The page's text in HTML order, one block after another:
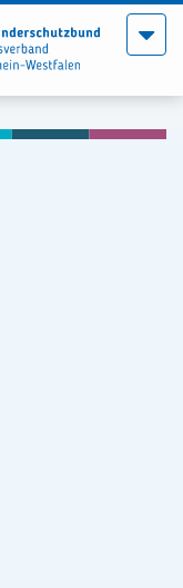
Menü